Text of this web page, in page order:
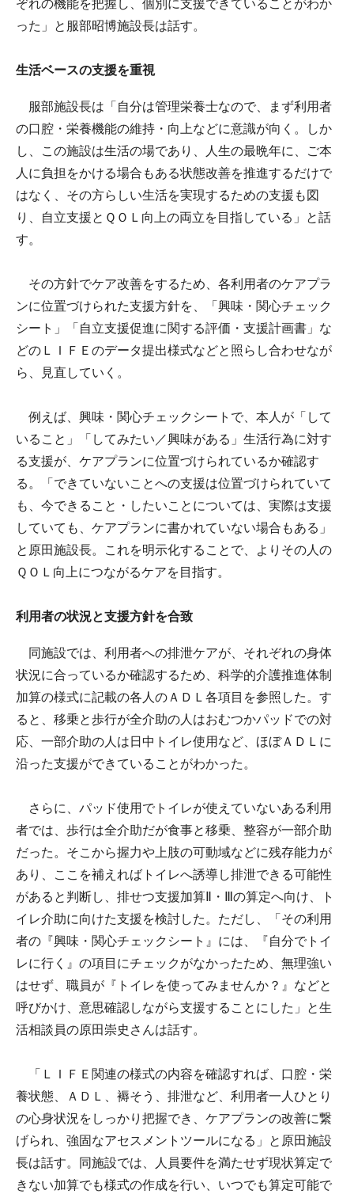
ぞれの機能を把握し、個別に支援できていることがわか
った」と服部昭博施設長は話す。
生活ベースの支援を重視
服部施設長は「自分は管理栄養士なので、まず利用者
の口腔・栄養機能の維持・向上などに意識が向く。しか
し、この施設は生活の場であり、人生の最晩年に、ご本
人に負担をかける場合もある状態改善を推進するだけで
はなく、その方らしい生活を実現するための支援も図
り、自立支援とＱＯＬ向上の両立を目指している」と話
す。
その方針でケア改善をするため、各利用者のケアプラ
ンに位置づけられた支援方針を、「興味・関心チェック
シート」「自立支援促進に関する評価・支援計画書」な
どのＬＩＦＥのデータ提出様式などと照らし合わせなが
ら、見直していく。
例えば、興味・関心チェックシートで、本人が「して
いること」「してみたい／興味がある」生活行為に対す
る支援が、ケアプランに位置づけられているか確認す
る。「できていないことへの支援は位置づけられていて
も、今できること・したいことについては、実際は支援
していても、ケアプランに書かれていない場合もある」
と原田施設長。これを明示化することで、よりその人の
ＱＯＬ向上につながるケアを目指す。
利用者の状況と支援方針を合致
同施設では、利用者への排泄ケアが、それぞれの身体
状況に合っているか確認するため、科学的介護推進体制
加算の様式に記載の各人のＡＤＬ各項目を参照した。す
ると、移乗と歩行が全介助の人はおむつかパッドでの対
応、一部介助の人は日中トイレ使用など、ほぼＡＤＬに
沿った支援ができていることがわかった。
さらに、パッド使用でトイレが使えていないある利用
者では、歩行は全介助だが食事と移乗、整容が一部介助
だった。そこから握力や上肢の可動域などに残存能力が
あり、ここを補えればトイレへ誘導し排泄できる可能性
があると判断し、排せつ支援加算Ⅱ・Ⅲの算定へ向け、ト
イレ介助に向けた支援を検討した。ただし、「その利用
者の『興味・関心チェックシート』には、『自分でトイ
レに行く』の項目にチェックがなかったため、無理強い
はせず、職員が『トイレを使ってみませんか？』などと
呼びかけ、意思確認しながら支援することにした」と生
活相談員の原田崇史さんは話す。
「ＬＩＦＥ関連の様式の内容を確認すれば、口腔・栄
養状態、ＡＤＬ、褥そう、排泄など、利用者一人ひとり
の心身状況をしっかり把握でき、ケアプランの改善に繋
げられ、強固なアセスメントツールになる」と原田施設
長は話す。同施設では、人員要件を満たせず現状算定で
きない加算でも様式の作成を行い、いつでも算定可能で